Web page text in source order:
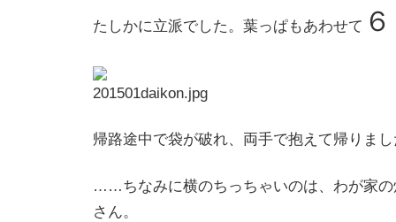
たしかに立派でした。葉っぱもあわせて
帰路途中で袋が破れ、両手で抱えて帰りま
……ちなみに横のちっちゃいのは、わが家の
さん。